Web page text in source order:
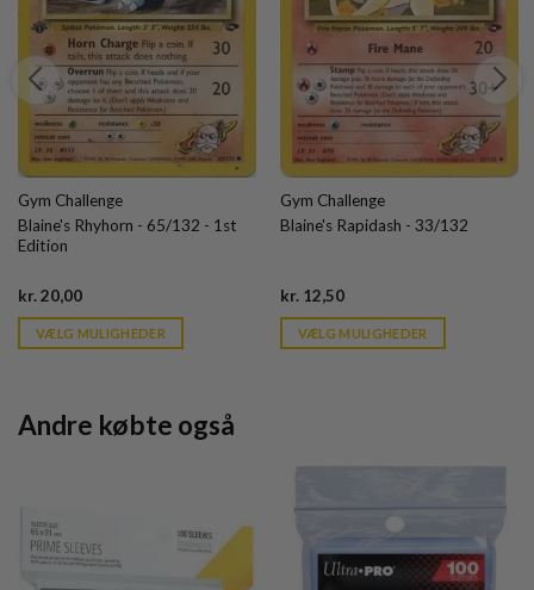
Gym Challenge
Blaine's Rhyhorn - 65/132 - 1st
Edition
kr.20,00Current
is:
kr. 39,95.
VÆLG MULIGHEDER
Gym Challenge
Blaine's Rapidash - 33/132
kr.12,50Current
is:
kr. 39,95.
VÆLG MULIGHEDER
Andre købte også